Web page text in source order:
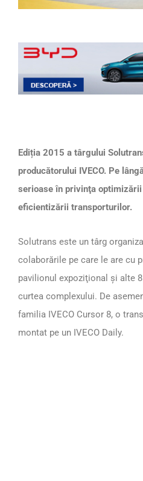
Ediția 2015 a târgului
producătorului IVECO. Pe
serioase în privinţa
eficientizării transporturilor.
Solutrans este un târg
colaborările pe care le are cu
pavilionul expoziţional şi alte
curtea complexului. De
familia IVECO Cursor 8, o
montat pe un IVECO Daily.